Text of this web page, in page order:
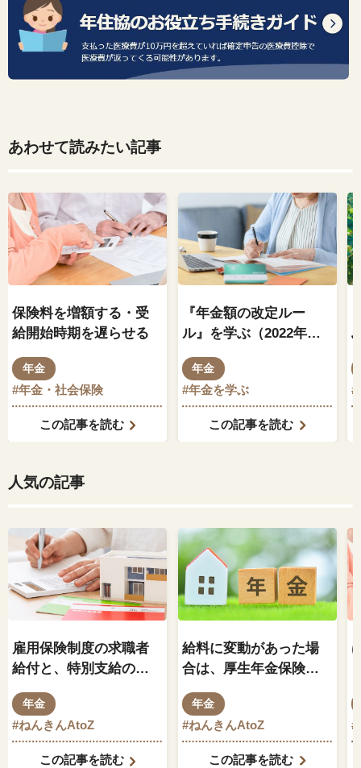
あわせて読みたい記事
保険料を増額する・受
給開始時期を遅らせる
年金
#年金・社会保険
この記事を読む
『年金額の改定ルー
ル』を学ぶ（2022年
度）
年金
#年金を学ぶ
この記事を読む
#
人気の記事
雇用保険制度の求職者
給付と、特別支給の老
齢厚生年金の関係はど
のようになっているの
でしょうか？
年金
#ねんきんAtoZ
この記事を読む
給料に変動があった場
合は、厚生年金保険料
もそれに伴って変動し
ますか？
年金
#ねんきんAtoZ
この記事を読む
#